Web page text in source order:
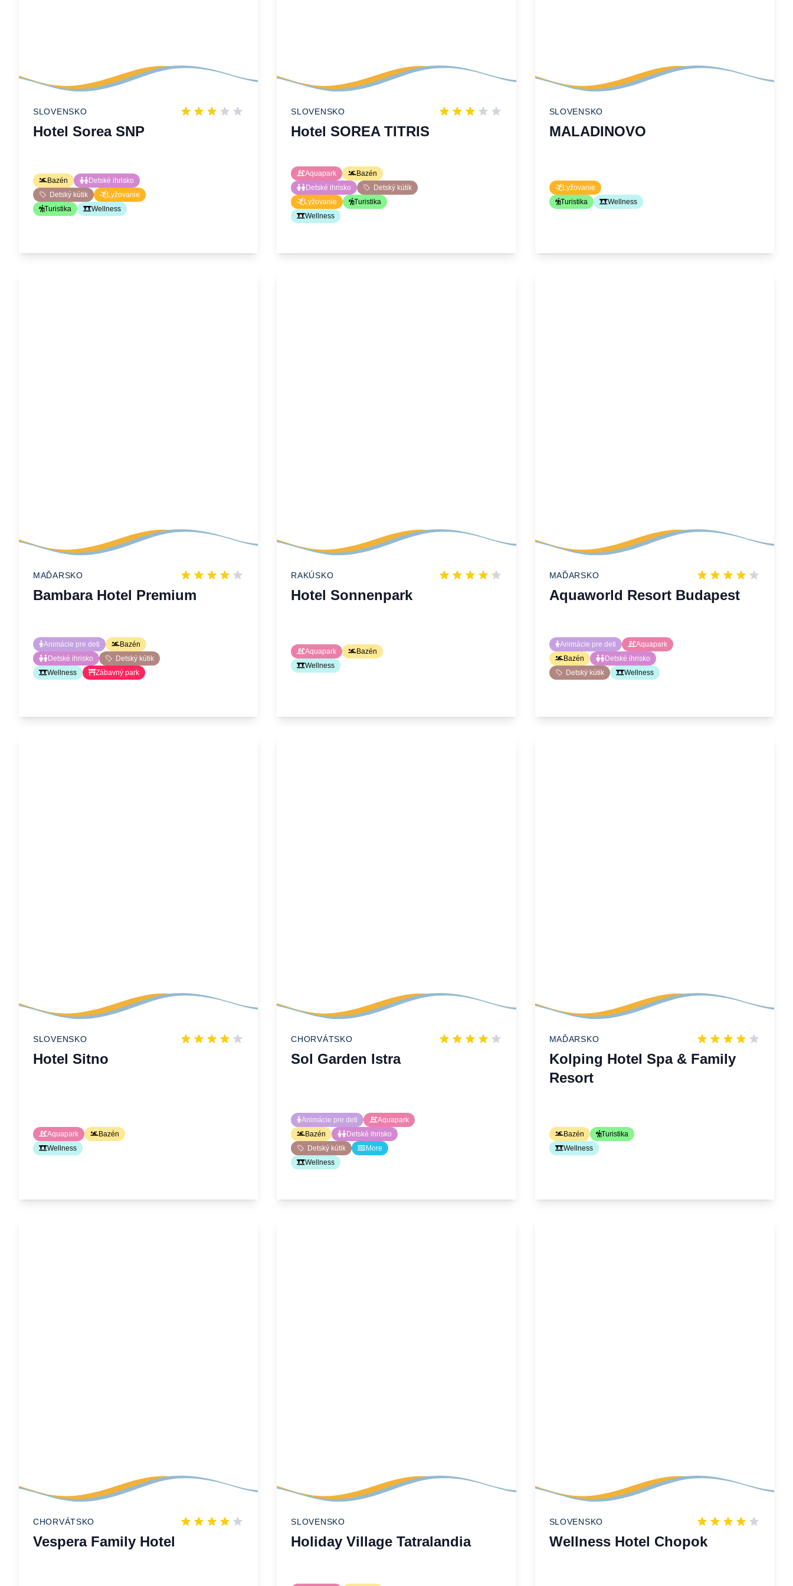
SLOVENSKO
Hotel Sorea SNP
Bazén
Detské ihrisko
Detský kútik
Lyžovanie
Turistika
Wellness
SLOVENSKO
Hotel SOREA TITRIS
Aquapark
Bazén
Detské ihrisko
Detský kútik
Lyžovanie
Turistika
Wellness
SLOVENSKO
MALADINOVO
Lyžovanie
Turistika
Wellness
MAĎARSKO
Bambara Hotel Premium
Animácie pre deti
Bazén
Detské ihrisko
Detský kútik
Wellness
Zábavný park
RAKÚSKO
Hotel Sonnenpark
Aquapark
Bazén
Wellness
MAĎARSKO
Aquaworld Resort Budapest
Animácie pre deti
Aquapark
Bazén
Detské ihrisko
Detský kútik
Wellness
SLOVENSKO
Hotel Sitno
Aquapark
Bazén
Wellness
CHORVÁTSKO
Sol Garden Istra
Animácie pre deti
Aquapark
Bazén
Detské ihrisko
Detský kútik
More
Wellness
MAĎARSKO
Kolping Hotel Spa & Family
Resort
Bazén
Turistika
Wellness
CHORVÁTSKO
Vespera Family Hotel
SLOVENSKO
Holiday Village Tatralandia
SLOVENSKO
Wellness Hotel Chopok